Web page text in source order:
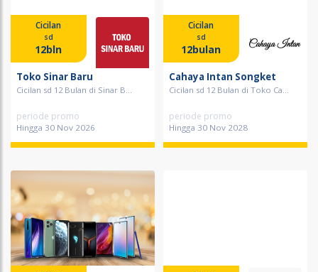
Cicilan
sd
12bln
Toko Sinar Baru
Cicilan sd 12 Bulan di Sinar B...
periode promo
Hingga 30 Nov 2026
Cicilan
sd
12bulan
Cahaya Intan Songket
Cicilan sd 12 Bulan di Toko Ca...
periode promo
Hingga 30 Nov 2028